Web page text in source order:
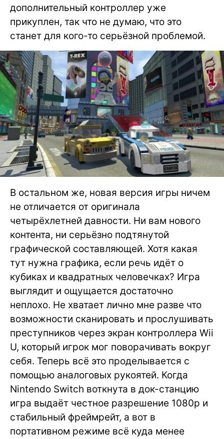
дополнительный контроллер уже
прикуплен, так что не думаю, что это
станет для кого-то серьёзной проблемой.
В остальном же, новая версия игры ничем
не отличается от оригинала
четырёхлетней давности. Ни вам нового
контента, ни серьёзно подтянутой
графической составляющей. Хотя какая
тут нужна графика, если речь идёт о
кубиках и квадратных человечках? Игра
выглядит и ощущается достаточно
неплохо. Не хватает лично мне разве что
возможности сканировать и прослушивать
преступников через экран контроллера Wii
U, который игрок мог поворачивать вокруг
себя. Теперь всё это проделывается с
помощью аналоговых рукоятей. Когда
Nintendo Switch воткнута в док-станцию
игра выдаёт честное разрешение 1080р и
стабильный фреймрейт, а вот в
портативном режиме всё куда менее